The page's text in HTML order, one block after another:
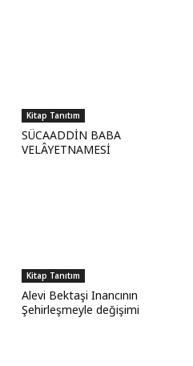
Kitap Tanıtım
SÜCAADDİN BABA
VELÂYETNAMESİ
Kitap Tanıtım
Alevi Bektaşi Inancının
Şehirleşmeyle değişimi